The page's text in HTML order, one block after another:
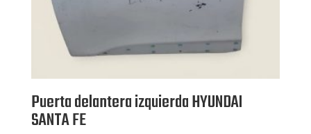
Puerta delantera izquierda HYUNDAI
SANTA FE